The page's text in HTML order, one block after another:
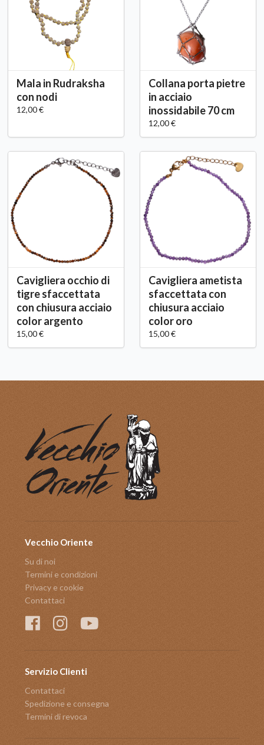
Mala in Rudraksha
con nodi
12,00 €
Collana porta pietre
in acciaio
inossidabile 70 cm
12,00 €
Cavigliera occhio di
tigre sfaccettata
con chiusura acciaio
color argento
15,00 €
Cavigliera ametista
sfaccettata con
chiusura acciaio
color oro
15,00 €
Vecchio Oriente
Su di noi
Termini e condizioni
Privacy e cookie
Contattaci
Servizio Clienti
Contattaci
Spedizione e consegna
Termini di revoca